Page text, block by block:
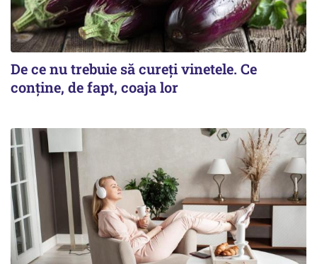
De ce nu trebuie să cureți vinetele. Ce
conține, de fapt, coaja lor